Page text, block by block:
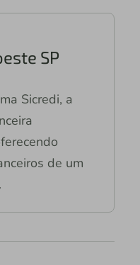
SP
Sicredi, a
de um